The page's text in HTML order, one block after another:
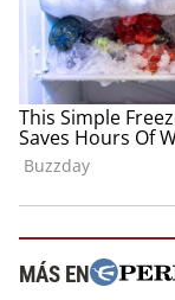
MÁS EN